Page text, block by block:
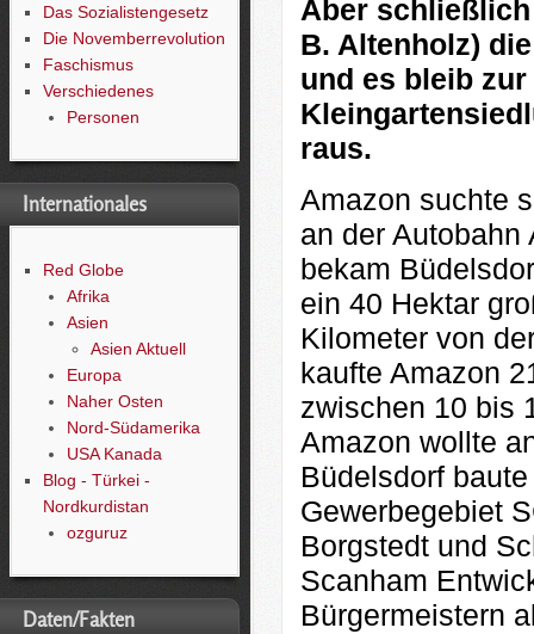
Das Sozialistengesetz
Die Novemberrevolution
Faschismus
Verschiedenes
Personen
Internationales
Red Globe
Afrika
Asien
Asien Aktuell
Europa
Naher Osten
Nord-Südamerika
USA Kanada
Blog - Türkei -
Nordkurdistan
ozguruz
Daten/Fakten
Aber
B. Altenholz)
und es bleib
raus.
Amazon suchte
an der
bekam
ein 40 Hektar
Kilometer von
kaufte Amazon
zwischen 10 bis
Amazon wollte
Büdelsdorf
Gewerbegebiet
Borgstedt und
Scanham
Bürgermeistern